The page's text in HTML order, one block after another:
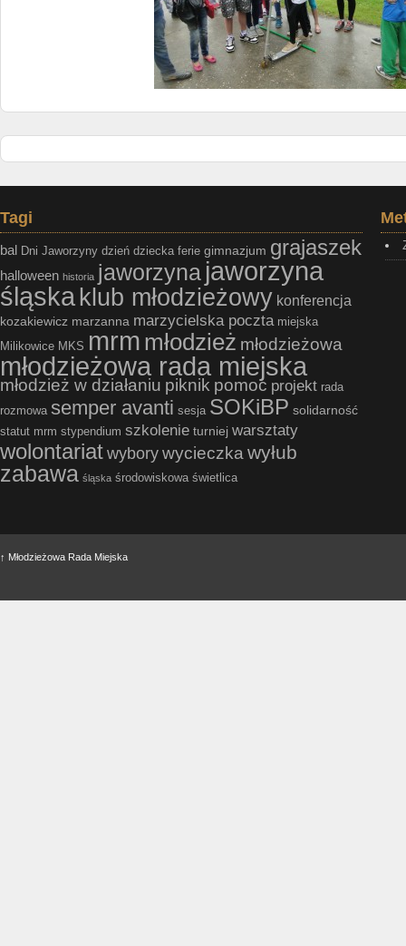
Tagi
bal Dni Jaworzyny dzień dziecka ferie gimnazjum grajaszek
halloween historia jaworzyna jaworzyna
śląska klub młodzieżowy konferencja
kozakiewicz marzanna marzycielska poczta miejska
Milikowice MKS mrm młodzież młodzieżowa
młodzieżowa rada miejska
młodzież w działaniu piknik pomoc projekt rada
rozmowa semper avanti sesja SOKiBP solidarność
statut mrm stypendium szkolenie turniej warsztaty
wolontariat wybory wycieczka wyłub
zabawa śląska środowiskowa świetlica
↑ Młodzieżowa Rada Miejska